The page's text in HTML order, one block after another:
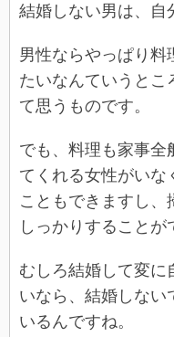
結婚しない男は、自
男性ならやっぱり料
たいなんていうと
て思うものです。
でも、料理も家事全
てくれる女性がいな
こともできますし、
しっかりすること
むしろ結婚して変に
いなら、結婚しない
いるんですね。